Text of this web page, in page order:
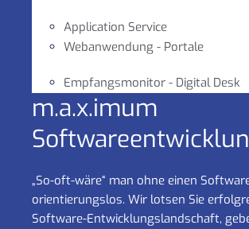
Application Service
Webanwendung - Portale
Empfangsmonitor - Digital Desk
m.a.x.imum
„So-oft-wäre“ man ohne einen
orientierungslos. Wir lotsen Sie
Software-Entwicklungslandschaft,